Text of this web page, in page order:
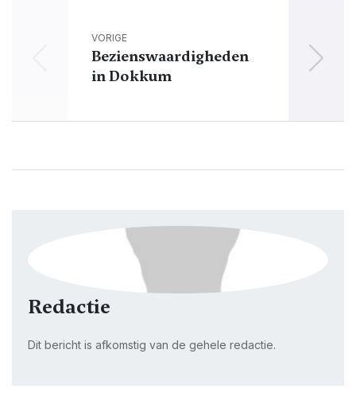
VORIGE
Bezienswaardigheden
in Dokkum
Redactie
Dit bericht is afkomstig van de gehele redactie.